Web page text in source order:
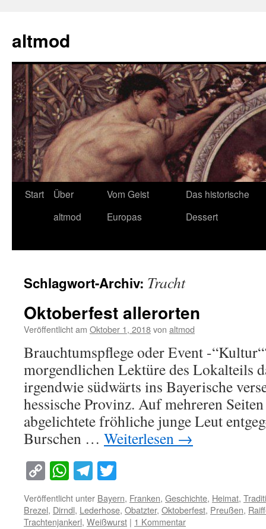
springen
altmod
Start
Über
altmod
Vom Geist
Europas
Das historische
Dessert
Schlagwort-Archiv: Tracht
Oktoberfest allerorten
Veröffentlicht am Oktober 1, 2018von altmod
Brauchtumspflege oder Event -
morgendlichen Lektüre des Lokalteils
irgendwie südwärts ins Bayerische
hessische Provinz. Auf mehreren
abgelichtete fröhliche junge Leut
Burschen … Weiterlesen →
Copy
Link
WhatsApp
Telegram
Veröffentlicht unter Bayern, Franken, Geschichte, Heimat,
Brezel, Dirndl, Lederhose, Obatzter, Oktoberfest, Preußen,
Trachtenjankerl, Weißwurst | 1 Kommentar